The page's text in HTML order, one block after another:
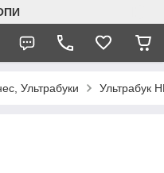
Ультрабуки Ультрабук